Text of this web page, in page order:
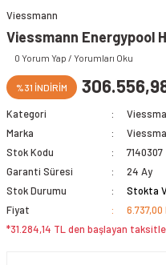
Viessmann
Viessmann Energypool
0 Yorum Yap / Yorumları Oku
%31 İNDİRİM
Kategori
Marka
Stok Kodu
7140307
Garanti Süresi
24 Ay
Stok Durumu
Stokta
Fiyat
6.737,00
*31.284,14 TL den başlayan